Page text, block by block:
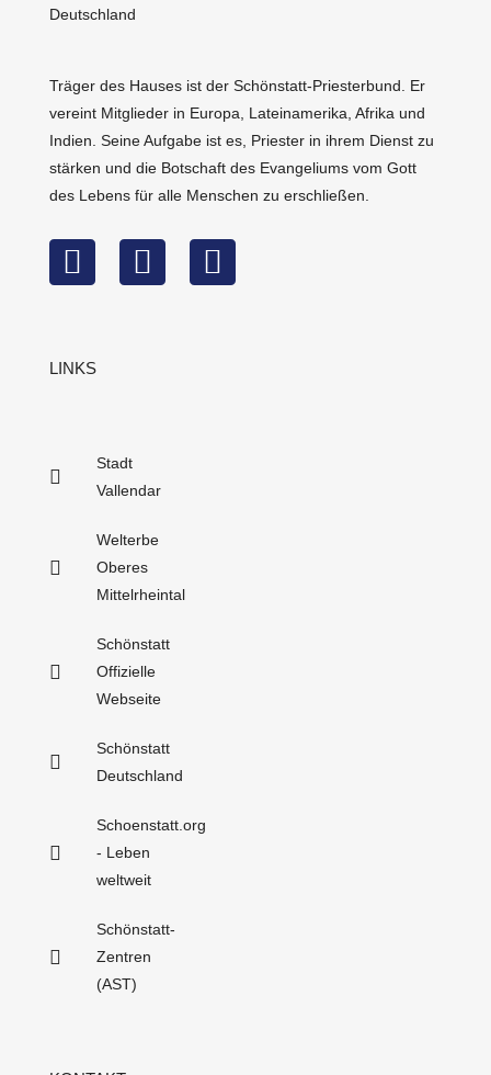
Deutschland
Träger des Hauses ist der Schönstatt-Priesterbund . Er
vereint Mitglieder in Europa, Lateinamerika, Afrika und
Indien. Seine Aufgabe ist es, Priester in ihrem Dienst zu
stärken und die Botschaft des Evangeliums vom Gott
des Lebens für alle Menschen zu erschließen.
LINKS
Stadt
Vallendar
Welterbe
Oberes
Mittelrheintal
Schönstatt
Offizielle
Webseite
Schönstatt
Deutschland
Schoenstatt.org
- Leben
weltweit
Schönstatt-
Zentren
(AST)